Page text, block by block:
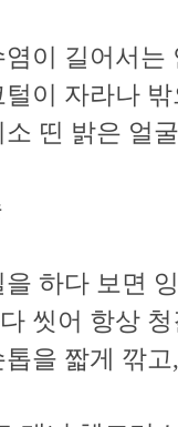
이 길어서는
이 자라나 밖
띤 밝은 얼
하다 보면
씻어 항상
을 짧게 깎고